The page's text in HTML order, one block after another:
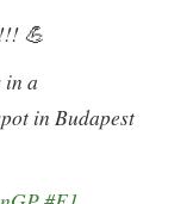
💪
in a
in Budapest